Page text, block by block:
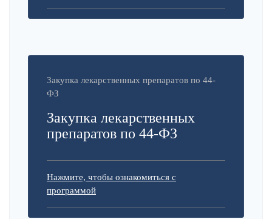
Закупка лекарственных препаратов по 44-
ФЗ
Закупка лекарственных
препаратов по 44-ФЗ
Нажмите, чтобы ознакомиться с
программой